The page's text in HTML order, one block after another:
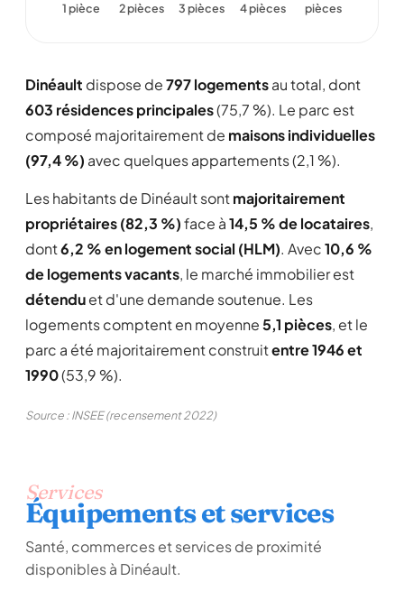
1 pièce
2 pièces
3 pièces 4 pièces
pièces
Dinéault dispose de797 logementsau total, dont
603 résidences principales(75,7 %). Le parc est
composé majoritairement de maisons individuelles
(97,4 %) avec quelques appartements (2,1 %).
Les habitants de Dinéault sontmajoritairement
propriétaires (82,3 %)face à14,5 % de locataires,
dont6,2 % en logement social (HLM). Avec10,6 %
de logements vacants, le marché immobilier est
détenduet d'une demande soutenue. Les
logements comptent en moyenne5,1 pièces, et le
parc a été majoritairement construitentre 1946 et
1990(53,9 %).
Source : INSEE (recensement 2022)
Services
Équipements et services
Santé, commerces et services de proximité
disponibles à Dinéault.